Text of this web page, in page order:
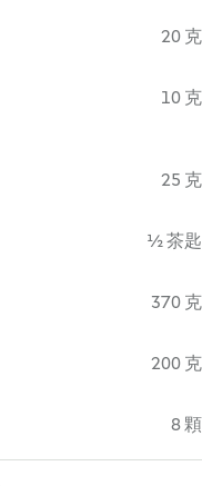
20 克
10 克
25 克
½ 茶匙
370 克
200 克
8 顆